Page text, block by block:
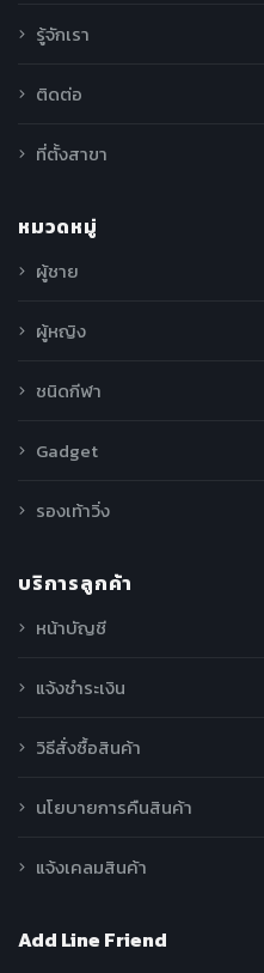
รู้จักเรา
ติดต่อ
ที่ตั้งสาขา
หมวดหมู่
ผู้ชาย
ผู้หญิง
ชนิดกีฬา
Gadget
รองเท้าวิ่ง
บริการลูกค้า
หน้าบัญชี
แจ้งชำระเงิน
วิธีสั่งซื้อสินค้า
นโยบายการคืนสินค้า
แจ้งเคลมสินค้า
Add Line Friend